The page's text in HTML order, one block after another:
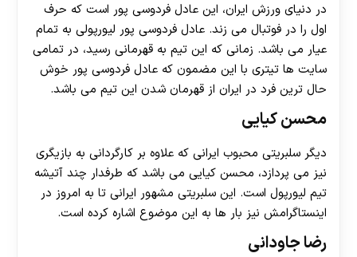
در دنیای ورزش ایران، این عادل فردوسی پور است که حرف
اول را در فوتبال می زند. عادل فردوسی پور لیورپولی به تمام
عیار می باشد. زمانی که این تیم به قهرمانی رسید، در تمامی
سایت ها تیتری با این مضمون که عادل فردوسی پور خوش
حال ترین فرد در ایران از قهرمان شدن این تیم می باشد.
محسن کیایی
دیگر سلبریتی محبوب ایرانی که علاوه بر کارگردانی به بازیگری
نیز می پردازد، محسن کیایی می باشد که طرفدار چند آتیشه
تیم لیورپول است. این سلبریتی مشهور ایرانی تا به امروز در
اینستاگرامش نیز بار ها به این موضوع اشاره کرده است.
رضا جاودانی